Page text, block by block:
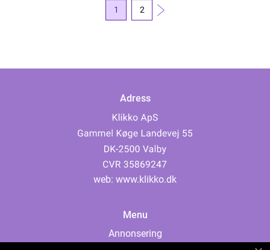
1 2
Adress
web: www.klikko.dk
Menu
Annonsering